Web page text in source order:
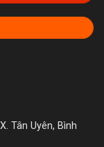
Tân Uyên, Bình